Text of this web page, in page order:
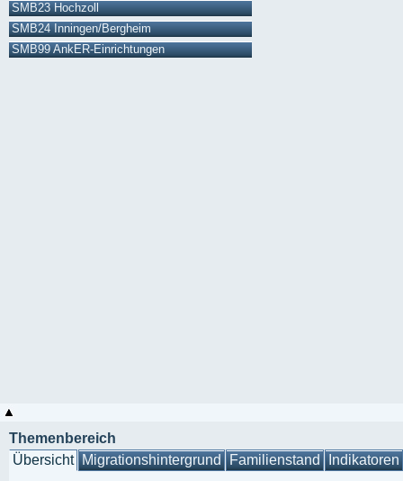
SMB23 Hochzoll
SMB24 Inningen/Bergheim
SMB99 AnkER-Einrichtungen
Themenbereich
Übersicht Migrationshintergrund Familienstand Indikatoren